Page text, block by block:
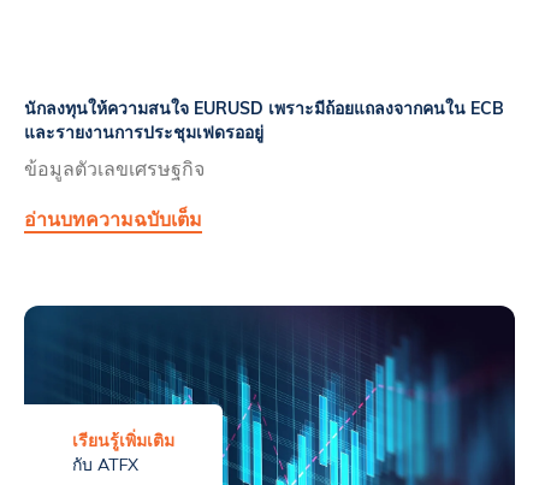
นักลงทุนให้ความสนใจ EURUSD เพราะมีถ้อยแถลงจากคนใน ECB
และรายงานการประชุมเฟดรออยู่
ข้อมูลตัวเลขเศรษฐกิจ
อ่านบทความฉบับเต็ม
เรียนรู้เพิ่มเติม
กับ ATFX